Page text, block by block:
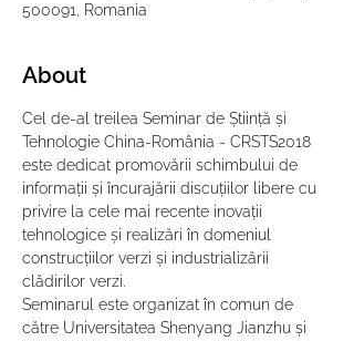
500091, Romania
About
Cel de-al treilea Seminar de Știință și
Tehnologie China-România - CRSTS2018
este dedicat promovării schimbului de
informații și încurajării discuțiilor libere cu
privire la cele mai recente inovații
tehnologice și realizări în domeniul
construcțiilor verzi și industrializării
clădirilor verzi.
Seminarul este organizat în comun de
către Universitatea Shenyang Jianzhu și